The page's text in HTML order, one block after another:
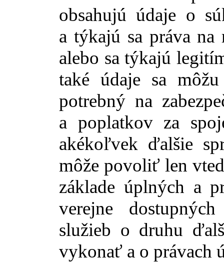
obsahujú údaje o
a týkajú sa práva na
alebo sa týkajú
také údaje sa
potrebný na
a poplatkov za
akékoľvek ďalšie
môže povoliť len
základe úplných a
verejne
služieb o druhu
vykonať a o právach